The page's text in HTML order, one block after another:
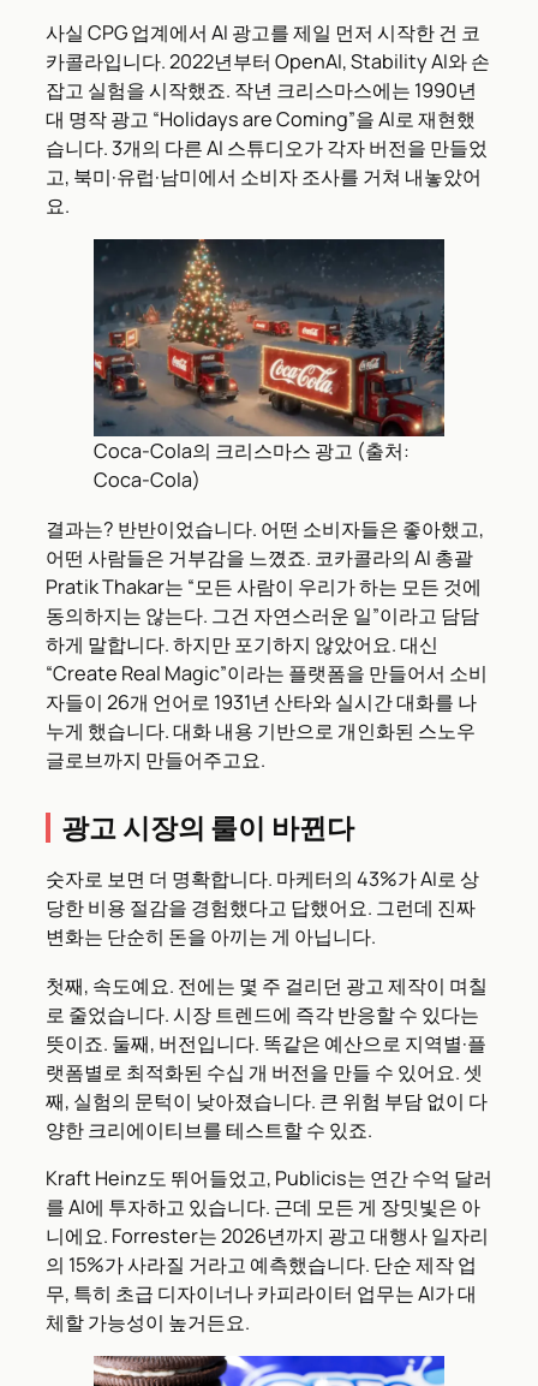
사실 CPG 업계에서 AI 광고를 제일 먼저 시작한 건 코
카콜라입니다. 2022년부터 OpenAI, Stability AI와 손
잡고 실험을 시작했죠. 작년 크리스마스에는 1990년
대 명작 광고 “Holidays are Coming”을 AI로 재현했
습니다. 3개의 다른 AI 스튜디오가 각자 버전을 만들었
고, 북미·유럽·남미에서 소비자 조사를 거쳐 내놓았어
요.
Coca-Cola의 크리스마스 광고 (출처:
Coca-Cola)
결과는? 반반이었습니다. 어떤 소비자들은 좋아했고,
어떤 사람들은 거부감을 느꼈죠. 코카콜라의 AI 총괄
Pratik Thakar는 “모든 사람이 우리가 하는 모든 것에
동의하지는 않는다. 그건 자연스러운 일”이라고 담담
하게 말합니다. 하지만 포기하지 않았어요. 대신
“Create Real Magic”이라는 플랫폼을 만들어서 소비
자들이 26개 언어로 1931년 산타와 실시간 대화를 나
누게 했습니다. 대화 내용 기반으로 개인화된 스노우
글로브까지 만들어주고요.
광고 시장의 룰이 바뀐다
숫자로 보면 더 명확합니다. 마케터의 43%가 AI로 상
당한 비용 절감을 경험했다고 답했어요. 그런데 진짜
변화는 단순히 돈을 아끼는 게 아닙니다.
첫째, 속도예요. 전에는 몇 주 걸리던 광고 제작이 며칠
로 줄었습니다. 시장 트렌드에 즉각 반응할 수 있다는
뜻이죠. 둘째, 버전입니다. 똑같은 예산으로 지역별·플
랫폼별로 최적화된 수십 개 버전을 만들 수 있어요. 셋
째, 실험의 문턱이 낮아졌습니다. 큰 위험 부담 없이 다
양한 크리에이티브를 테스트할 수 있죠.
Kraft Heinz도 뛰어들었고, Publicis는 연간 수억 달러
를 AI에 투자하고 있습니다. 근데 모든 게 장밋빛은 아
니에요. Forrester는 2026년까지 광고 대행사 일자리
의 15%가 사라질 거라고 예측했습니다. 단순 제작 업
무, 특히 초급 디자이너나 카피라이터 업무는 AI가 대
체할 가능성이 높거든요.